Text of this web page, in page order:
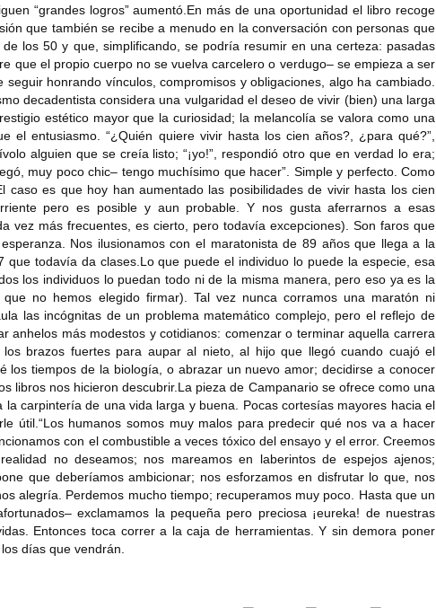
“grandes logros” aumentó.En más de una oportunidad el libro recoge
que también se recibe a menudo en la conversación con personas que
los 50 y que, simplificando, se podría resumir en una certeza: pasadas
que el propio cuerpo no se vuelva carcelero o verdugo– se empieza a ser
seguir honrando vínculos, compromisos y obligaciones, algo ha cambiado.
decadentista considera una vulgaridad el deseo de vivir (bien) una larga
estético mayor que la curiosidad; la melancolía se valora como una
el entusiasmo. “¿Quién quiere vivir hasta los cien años?, ¿para qué?”,
alguien que se creía listo; “¡yo!”, respondió otro que en verdad lo era;
muy poco chic– tengo muchísimo que hacer”. Simple y perfecto. Como
caso es que hoy han aumentado las posibilidades de vivir hasta los cien
pero es posible y aun probable. Y nos gusta aferrarnos a esas
vez más frecuentes, es cierto, pero todavía excepciones). Son faros que
Nos ilusionamos con el maratonista de 89 años que llega a la
que todavía da clases.Lo que puede el individuo lo puede la especie, esa
los individuos lo puedan todo ni de la misma manera, pero eso ya es la
no hemos elegido firmar). Tal vez nunca corramos una maratón ni
las incógnitas de un problema matemático complejo, pero el reflejo de
anhelos más modestos y cotidianos: comenzar o terminar aquella carrera
brazos fuertes para aupar al nieto, al hijo que llegó cuando cuajó el
los tiempos de la biología, o abrazar un nuevo amor; decidirse a conocer
libros nos hicieron descubrir.La pieza de Campanario se ofrece como una
la carpintería de una vida larga y buena. Pocas cortesías mayores hacia el
útil.“Los humanos somos muy malos para predecir qué nos va a hacer
con el combustible a veces tóxico del ensayo y el error. Creemos
no deseamos; nos mareamos en laberintos de espejos ajenos;
que deberíamos ambicionar; nos esforzamos en disfrutar lo que, nos
alegría. Perdemos mucho tiempo; recuperamos muy poco. Hasta que un
exclamamos la pequeña pero preciosa ¡eureka! de nuestras
Entonces toca correr a la caja de herramientas. Y sin demora poner
días que vendrán.